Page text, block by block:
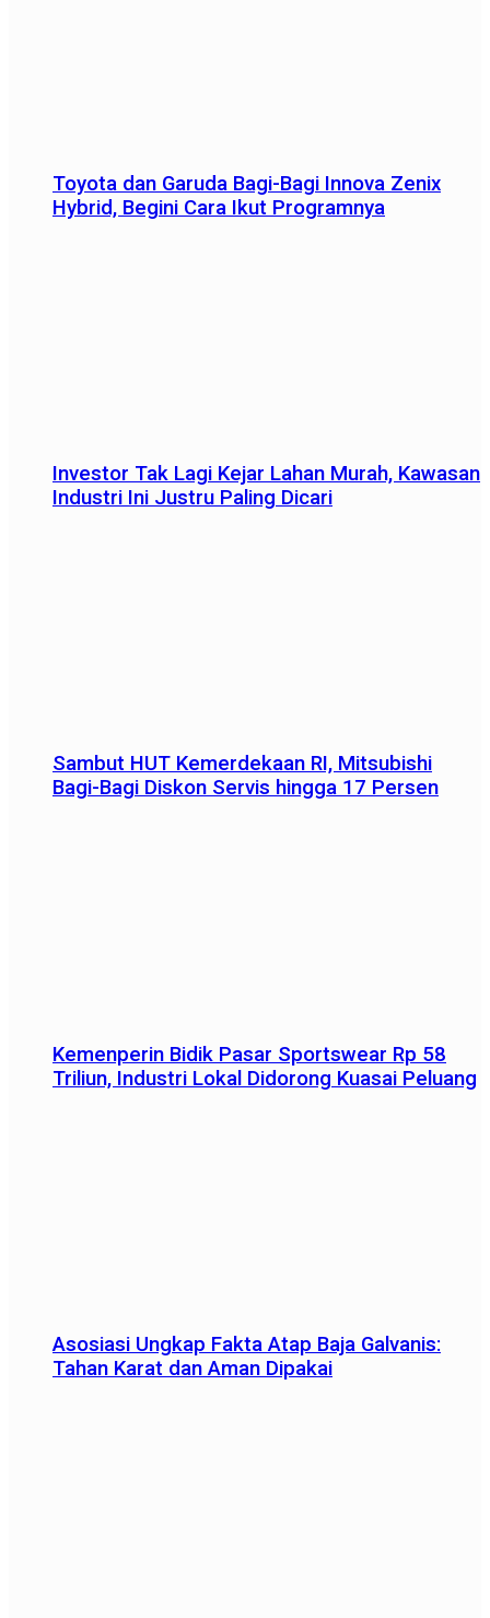
Toyota dan Garuda Bagi-Bagi Innova Zenix
Hybrid, Begini Cara Ikut Programnya
Investor Tak Lagi Kejar Lahan Murah, Kawasan
Industri Ini Justru Paling Dicari
Sambut HUT Kemerdekaan RI, Mitsubishi
Bagi-Bagi Diskon Servis hingga 17 Persen
Kemenperin Bidik Pasar Sportswear Rp 58
Triliun, Industri Lokal Didorong Kuasai Peluang
Asosiasi Ungkap Fakta Atap Baja Galvanis:
Tahan Karat dan Aman Dipakai